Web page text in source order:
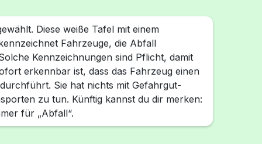
Diese weiße Tafel mit einem
Fahrzeuge, die Abfall
Kennzeichnungen sind Pflicht, damit
erkennbar ist, dass das Fahrzeug einen
Sie hat nichts mit Gefahrgut-
zu tun. Künftig kannst du dir merken:
für „Abfall“.